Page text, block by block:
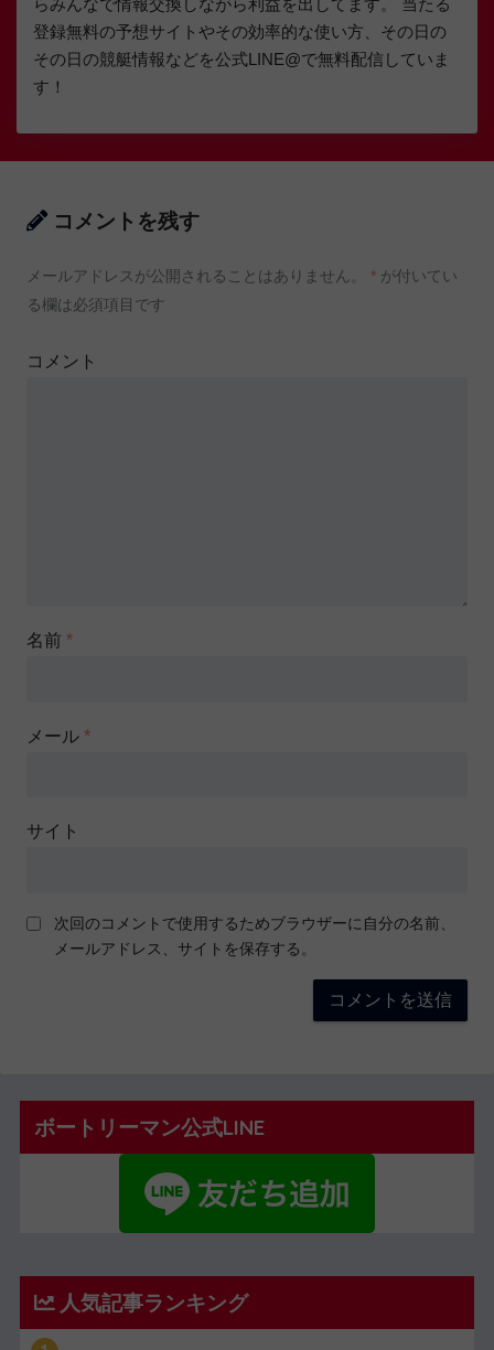
登録無料の予想サイトやその効率的な使い方、その日の
その日の競艇情報などを公式LINE@で無料配信していま
す！
コメントを残す
メールアドレスが公開されることはありません。 * が付いてい
る欄は必須項目です
コメント
名前 *
メール *
サイト
次回のコメントで使用するためブラウザーに自分の名前、
メールアドレス、サイトを保存する。
ボートリーマン公式LINE
人気記事ランキング